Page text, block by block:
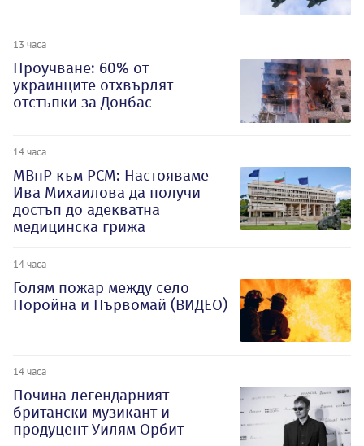
13 часа
Проучване: 60% от
украинците отхвърлят
отстъпки за Донбас
14 часа
МВнР към РСМ: Настояваме
Ива Михаилова да получи
достъп до адекватна
медицинска грижа
14 часа
Голям пожар между село
Поройна и Първомай (ВИДЕО)
14 часа
Почина легендарният
британски музикант и
продуцент Уилям Орбит